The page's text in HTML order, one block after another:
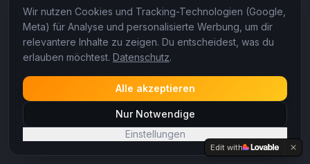
Wir nutzen Cookies und Tracking-Technologien (Google,
Meta) für Analyse und personalisierte Werbung, um dir
relevantere Inhalte zu zeigen. Du entscheidest, was du
erlauben möchtest. Datenschutz.
Alle akzeptieren
Nur Notwendige
Einstellungen
Edit with